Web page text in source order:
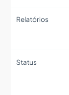
Relatórios
Status